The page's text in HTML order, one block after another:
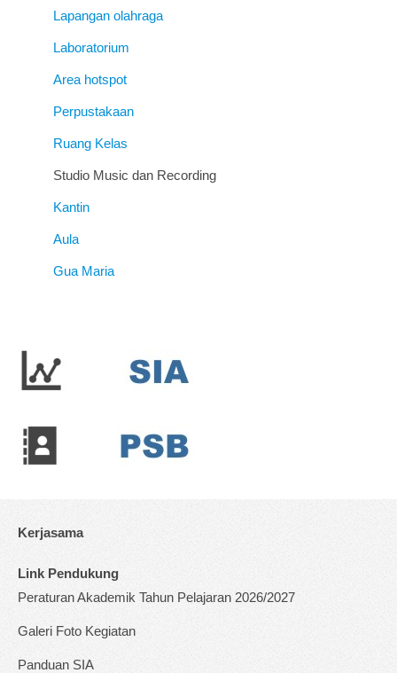
Lapangan olahraga
Laboratorium
Area hotspot
Perpustakaan
Ruang Kelas
Studio Music dan Recording
Kantin
Aula
Gua Maria
Kerjasama
Link Pendukung
Peraturan Akademik Tahun Pelajaran 2026/2027
Galeri Foto Kegiatan
Panduan SIA